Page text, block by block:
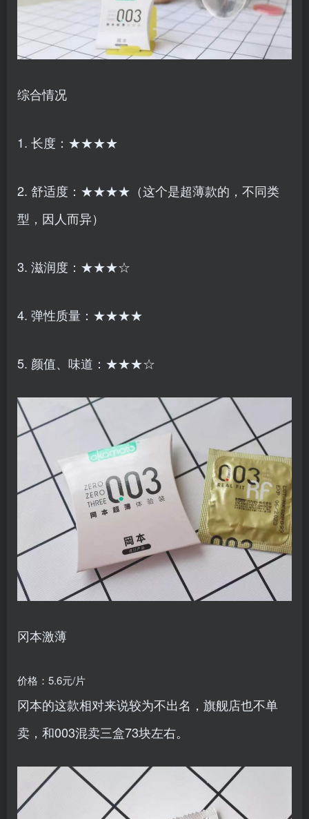
综合情况
1. 长度：★★★★
2. 舒适度：★★★★（这个是超薄款的，不同类
型，因人而异）
3. 滋润度：★★★☆
4. 弹性质量：★★★★
5. 颜值、味道：★★★☆
冈本激薄
价格：5.6元/片
冈本的这款相对来说较为不出名，旗舰店也不单
卖，和003混卖三盒73块左右。